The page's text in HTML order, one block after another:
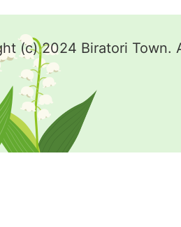
(c) 2024 Biratori Town.